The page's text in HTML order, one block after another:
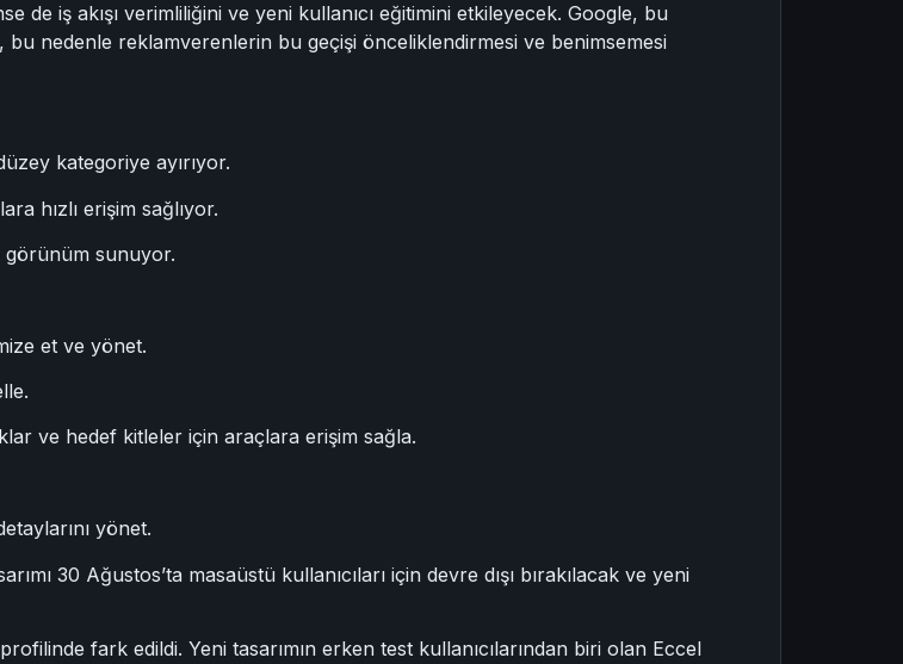
de iş akışı verimliliğini ve yeni kullanıcı eğitimini etkileyecek. Google, bu
bu nedenle reklamverenlerin bu geçişi önceliklendirmesi ve benimsemesi
kategoriye ayırıyor.
hızlı erişim sağlıyor.
görünüm sunuyor.
et ve yönet.
ve hedef kitleler için araçlara erişim sağla.
yönet.
30 Ağustos’ta masaüstü kullanıcıları için devre dışı bırakılacak ve yeni
fark edildi. Yeni tasarımın erken test kullanıcılarından biri olan Eccel